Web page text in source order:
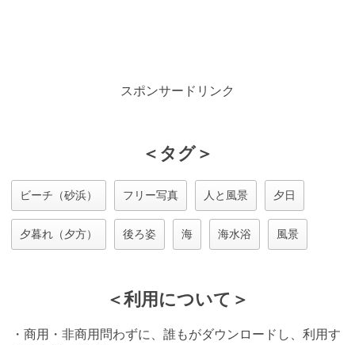
スポンサードリンク
＜タグ＞
ビーチ（砂浜） フリー写真 人と風景 夕日
夕暮れ（夕方） 後ろ姿 海 海水浴 風景
＜利用について＞
・商用・非商用問わずに、誰もがダウンロードし、利用す